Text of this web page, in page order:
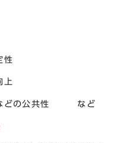
性
上
などの公共性 など